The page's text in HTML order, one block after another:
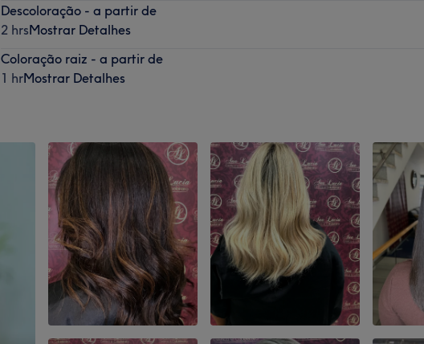
Descoloração - a partir de
2 hrsMostrar Detalhes
Coloração raiz - a partir de
1 hrMostrar Detalhes